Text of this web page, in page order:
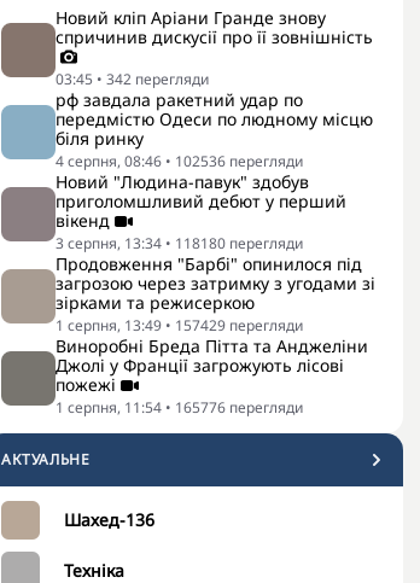
Новий кліп Аріани Гранде знову
спричинив дискусії про її зовнішність
03:45 • 342 перегляди
рф завдала ракетний удар по
передмістю Одеси по людному місцю
біля ринку
4 серпня, 08:46 • 102536 перегляди
Новий "Людина-павук" здобув
приголомшливий дебют у перший
вікенд
3 серпня, 13:34 • 118180 перегляди
Продовження "Барбі" опинилося під
загрозою через затримку з угодами зі
зірками та режисеркою
1 серпня, 13:49 • 157429 перегляди
Виноробні Бреда Пітта та Анджеліни
Джолі у Франції загрожують лісові
пожежі
1 серпня, 11:54 • 165776 перегляди
АКТУАЛЬНЕ
Шахед-136
Техніка